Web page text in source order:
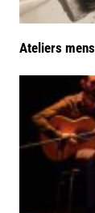
Ateliers